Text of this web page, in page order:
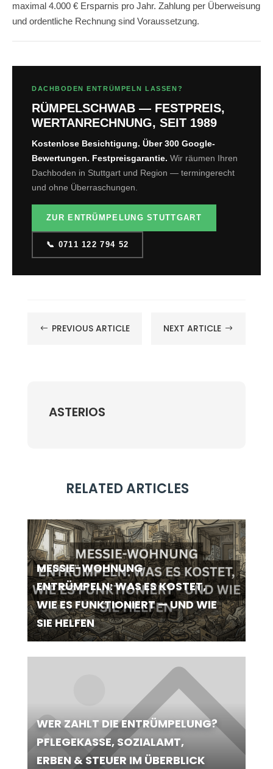
maximal 4.000 € Ersparnis pro Jahr. Zahlung per Überweisung
und ordentliche Rechnung sind Voraussetzung.
DACHBODEN ENTRÜMPELN LASSEN?
RÜMPELSCHWAB — FESTPREIS,
WERTANRECHNUNG, SEIT 1989
Kostenlose Besichtigung. Über 300 Google-
Bewertungen. Festpreisgarantie. Wir räumen Ihren
Dachboden in Stuttgart und Region — termingerecht
und ohne Überraschungen.
ZUR ENTRÜMPELUNG STUTTGART
📞 0711 122 794 52
# PREVIOUS ARTICLE NEXT ARTICLE $
ASTERIOS
RELATED ARTICLES
MESSIE-WOHNUNG
ENTRÜMPELN: WAS ES KOSTET,
WIE ES FUNKTIONIERT — UND WIE
SIE HELFEN
WER ZAHLT DIE ENTRÜMPELUNG?
PFLEGEKASSE, SOZIALAMT,
ERBEN & STEUER IM ÜBERBLICK